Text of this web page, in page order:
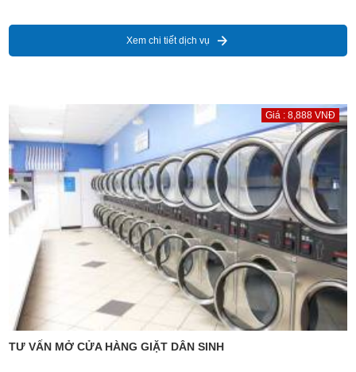
Xem chi tiết dịch vụ
Giá : 8,888 VNĐ
TƯ VẤN MỞ CỬA HÀNG GIẶT DÂN SINH